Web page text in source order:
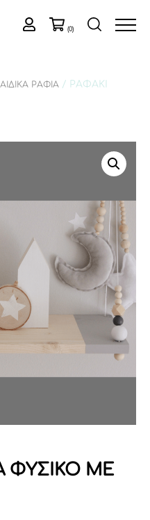
(0)
ΡΑΦΙΑ / ΡΑΦΑΚΙ
ΦΥΣΙΚΟ ΜΕ